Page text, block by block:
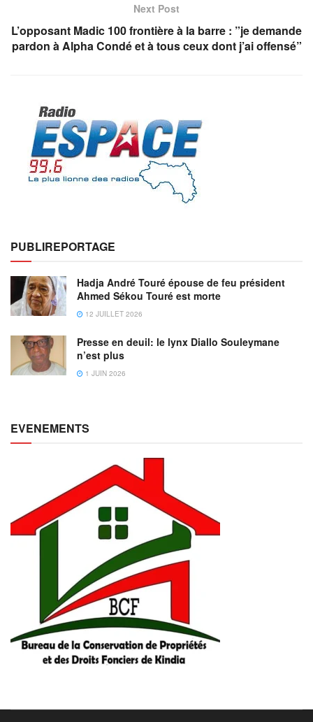
Next Post
L’opposant Madic 100 frontière à la barre : ”je demande
pardon à Alpha Condé et à tous ceux dont j’ai offensé”
PUBLIREPORTAGE
Hadja André Touré épouse de feu président
Ahmed Sékou Touré est morte
12 JUILLET 2026
Presse en deuil: le lynx Diallo Souleymane
n’est plus
1 JUIN 2026
EVENEMENTS